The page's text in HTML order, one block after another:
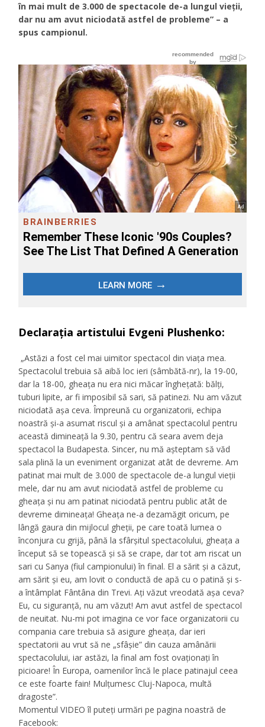
în mai mult de 3.000 de spectacole de-a lungul vieţii,
dar nu am avut niciodată astfel de probleme” – a
spus campionul.
Declaraţia artistului Evgeni Plushenko:
„Astăzi a fost cel mai uimitor spectacol din viaţa mea.
Spectacolul trebuia să aibă loc ieri (sâmbătă-nr), la 19-00,
dar la 18-00, gheaţa nu era nici măcar îngheţată: bălţi,
tuburi lipite, ar fi imposibil să sari, să patinezi. Nu am văzut
niciodată aşa ceva. Împreună cu organizatorii, echipa
noastră şi-a asumat riscul şi a amânat spectacolul pentru
această dimineaţă la 9.30, pentru că seara avem deja
spectacol la Budapesta. Sincer, nu mă aşteptam să văd
sala plină la un eveniment organizat atât de devreme. Am
patinat mai mult de 3.000 de spectacole de-a lungul vieţii
mele, dar nu am avut niciodată astfel de probleme cu
gheaţa şi nu am patinat niciodată pentru public atât de
devreme dimineaţa! Gheaţa ne-a dezamăgit oricum, pe
lângă gaura din mijlocul gheţii, pe care toată lumea o
înconjura cu grijă, până la sfârşitul spectacolului, gheaţa a
început să se topească şi să se crape, dar tot am riscat un
sari cu Sanya (fiul campionului) în final. El a sărit şi a căzut,
am sărit şi eu, am lovit o conductă de apă cu o patină şi s-
a întâmplat Fântâna din Trevi. Aţi văzut vreodată aşa ceva?
Eu, cu siguranţă, nu am văzut! Am avut astfel de spectacol
de neuitat. Nu-mi pot imagina ce vor face organizatorii cu
compania care trebuia să asigure gheaţa, dar ieri
spectatorii au vrut să ne „sfâşie” din cauza amânării
spectacolului, iar astăzi, la final am fost ovaţionaţi în
picioare! În Europa, oamenilor încă le place patinajul ceea
ce este foarte fain! Mulţumesc Cluj-Napoca, multă
dragoste”.
Momentul VIDEO îl puteţi urmări pe pagina noastră de
Facebook: